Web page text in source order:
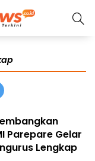
Parepare Gelar
Lengkap